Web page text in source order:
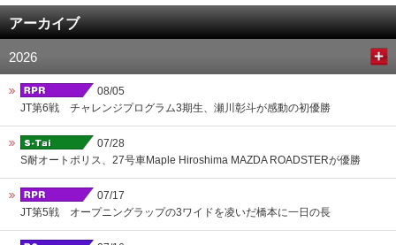
アーカイブ
2026
08/05
JT第6戦 チャレンジプログラム3期生、瀬川彰斗が感動の初優勝
07/28
S耐オートポリス、27号車Maple Hiroshima MAZDA ROADSTERが優勝
07/17
JT第5戦 オープニングラップの3ワイドを凌いだ橋本に一日の長